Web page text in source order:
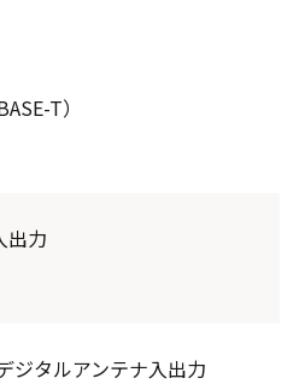
T）
出力
ジタルアンテナ入出力